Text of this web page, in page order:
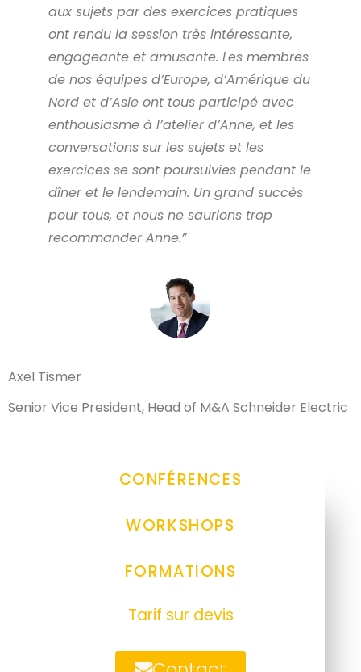
aux sujets par des exercices pratiques
ont rendu la session très intéressante,
engageante et amusante. Les membres
de nos équipes d’Europe, d’Amérique du
Nord et d’Asie ont tous participé avec
enthousiasme à l’atelier d’Anne, et les
conversations sur les sujets et les
exercices se sont poursuivies pendant le
dîner et le lendemain. Un grand succès
pour tous, et nous ne saurions trop
recommander Anne.”
Axel Tismer
Senior Vice President, Head of M&A Schneider Electric
CONFÉRENCES
WORKSHOPS
FORMATIONS
Tarif sur devis